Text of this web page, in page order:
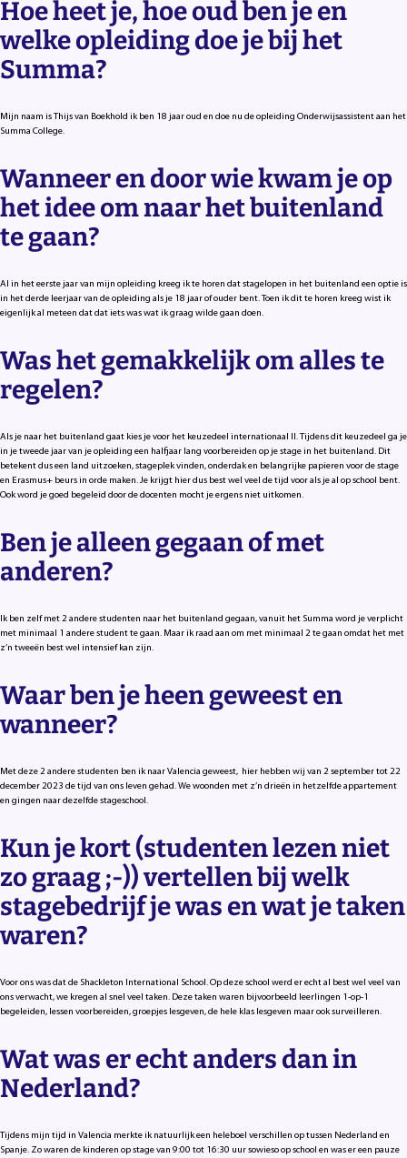
Hoe heet je, hoe oud ben je en
welke opleiding doe je bij het
Summa?
Mijn naam is Thijs van Boekhold ik ben 18 jaar oud en doe nu de opleiding Onderwijsassistent aan het
Summa College.
Wanneer en door wie kwam je op
het idee om naar het buitenland
te gaan?
Al in het eerste jaar van mijn opleiding kreeg ik te horen dat stagelopen in het buitenland een optie is
in het derde leerjaar van de opleiding als je 18 jaar of ouder bent. Toen ik dit te horen kreeg wist ik
eigenlijk al meteen dat dat iets was wat ik graag wilde gaan doen.
Was het gemakkelijk om alles te
regelen?
Als je naar het buitenland gaat kies je voor het keuzedeel internationaal II. Tijdens dit keuzedeel ga je
in je tweede jaar van je opleiding een halfjaar lang voorbereiden op je stage in het buitenland. Dit
betekent dus een land uitzoeken, stageplek vinden, onderdak en belangrijke papieren voor de stage
en Erasmus+ beurs in orde maken. Je krijgt hier dus best wel veel de tijd voor als je al op school bent.
Ook word je goed begeleid door de docenten mocht je ergens niet uitkomen.
Ben je alleen gegaan of met
anderen?
Ik ben zelf met 2 andere studenten naar het buitenland gegaan, vanuit het Summa word je verplicht
met minimaal 1 andere student te gaan. Maar ik raad aan om met minimaal 2 te gaan omdat het met
z’n tweeën best wel intensief kan zijn.
Waar ben je heen geweest en
wanneer?
Met deze 2 andere studenten ben ik naar Valencia geweest, hier hebben wij van 2 september tot 22
december 2023 de tijd van ons leven gehad. We woonden met z’n drieën in hetzelfde appartement
en gingen naar dezelfde stageschool.
Kun je kort (studenten lezen niet
zo graag ;-)) vertellen bij welk
stagebedrijf je was en wat je taken
waren?
Voor ons was dat de Shackleton International School. Op deze school werd er echt al best wel veel van
ons verwacht, we kregen al snel veel taken. Deze taken waren bijvoorbeeld leerlingen 1-op-1
begeleiden, lessen voorbereiden, groepjes lesgeven, de hele klas lesgeven maar ook surveilleren.
Wat was er echt anders dan in
Nederland?
Tijdens mijn tijd in Valencia merkte ik natuurlijk een heleboel verschillen op tussen Nederland en
Spanje. Zo waren de kinderen op stage van 9:00 tot 16:30 uur sowieso op school en was er een pauze